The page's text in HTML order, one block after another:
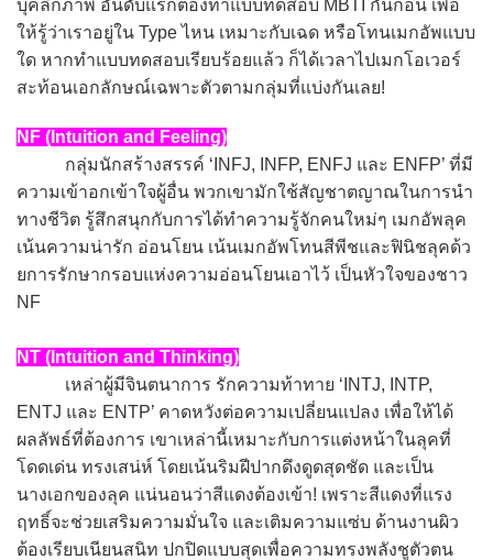
บุคลิกภาพ อันดับแรกต้องทำแบบทดสอบ MBTI กันก่อน เพื่อ
ให้รู้ว่าเราอยู่ใน Type ไหน เหมาะกับเฉด หรือโทนเมกอัพแบบ
ใด หากทำแบบทดสอบเรียบร้อยแล้ว ก็ได้เวลาไปเมกโอเวอร์
สะท้อนเอกลักษณ์เฉพาะตัวตามกลุ่มที่แบ่งกันเลย!
NF (Intuition and Feeling)
กลุ่มนักสร้างสรรค์ ‘INFJ, INFP, ENFJ และ ENFP’ ที่มี
ความเข้าอกเข้าใจผู้อื่น พวกเขามักใช้สัญชาตญาณในการนำ
ทางชีวิต รู้สึกสนุกกับการได้ทำความรู้จักคนใหม่ๆ เมกอัพลุค
เน้นความน่ารัก อ่อนโยน เน้นเมกอัพโทนสีพีชและฟินิชลุคด้ว
ยการรักษากรอบแห่งความอ่อนโยนเอาไว้ เป็นหัวใจของชาว
NF
NT (Intuition and Thinking)
เหล่าผู้มีจินตนาการ รักความท้าทาย ‘INTJ, INTP,
ENTJ และ ENTP’ คาดหวังต่อความเปลี่ยนแปลง เพื่อให้ได้
ผลลัพธ์ที่ต้องการ เขาเหล่านี้เหมาะกับการแต่งหน้าในลุคที่
โดดเด่น ทรงเสน่ห์ โดยเน้นริมฝีปากดึงดูดสุดชัด และเป็น
นางเอกของลุค แน่นอนว่าสีแดงต้องเข้า! เพราะสีแดงที่แรง
ฤทธิ์จะช่วยเสริมความมั่นใจ และเติมความแซ่บ ด้านงานผิว
ต้องเรียบเนียนสนิท ปกปิดแบบสุดเพื่อความทรงพลังชูตัวตน